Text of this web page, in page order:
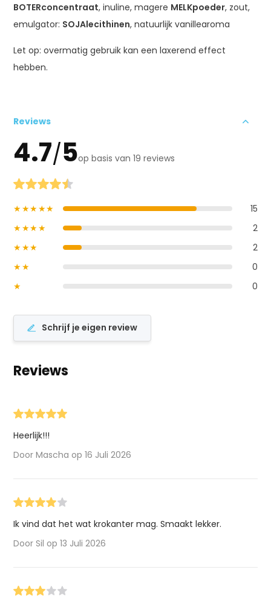
BOTERconcentraat, inuline, magere MELKpoeder, zout,
emulgator: SOJAlecithinen, natuurlijk vanillearoma
Let op: overmatig gebruik kan een laxerend effect
hebben.
Reviews
4.7/5op basis van 19 reviews
★★★★★
15
★★★★
2
★★★
2
★★
0
★
0
Schrijf je eigen review
Reviews
Heerlijk!!!
Door Mascha op 16 Juli 2026
Ik vind dat het wat krokanter mag. Smaakt lekker.
Door Sil op 13 Juli 2026